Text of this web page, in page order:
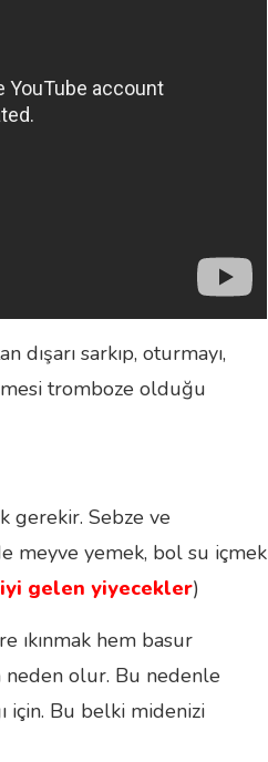
sarkıp, oturmayı,
tromboze olduğu
gerekir. Sebze ve
meyve yemek, bol su içmek
gelen yiyecekler)
ıkınmak hem basur
neden olur. Bu nedenle
için. Bu belki midenizi